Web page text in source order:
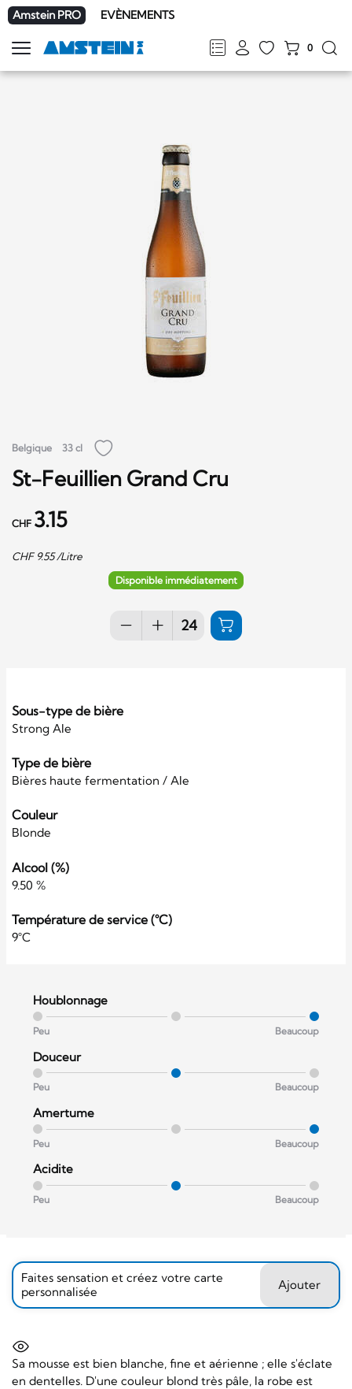
Amstein PRO EVÈNEMENTS
FRDEENIT
0
Afficher
la
Belgique 33 cl
St-Feuillien Grand Cru
CHF 3.15
CHF 9.55/Litre
Disponible immédiatement
Sous-type de bière
Strong Ale
Type de bière
Bières haute fermentation / Ale
Couleur
Blonde
Alcool (%)
9.50 %
Température de service (°C)
9°C
Houblonnage
Peu Beaucoup
Douceur
Peu Beaucoup
Amertume
Peu Beaucoup
Acidite
Peu Beaucoup
Faites sensation et créez votre carte
personnalisée
Ajouter
Sa mousse est bien blanche, fine et aérienne ; elle s'éclate
en dentelles. D'une couleur blond très pâle, la robe est